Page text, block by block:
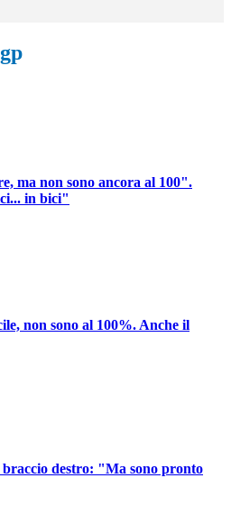
ma non sono ancora al 100".
in bici"
non sono al 100%. Anche il
destro: "Ma sono pronto